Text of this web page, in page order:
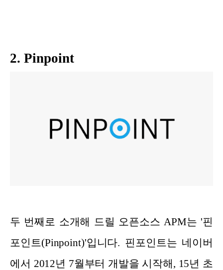
2. Pinpoint
두 번째로 소개해 드릴 오픈소스 APM는 '핀
포인트(Pinpoint)'입니다. 핀포인트는 네이버
에서 2012년 7월부터 개발을 시작해, 15년 초